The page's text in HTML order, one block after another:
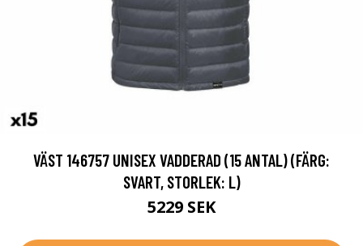
VÄST 146757 UNISEX VADDERAD (15 ANTAL) (FÄRG:
SVART, STORLEK: L)
5229 SEK